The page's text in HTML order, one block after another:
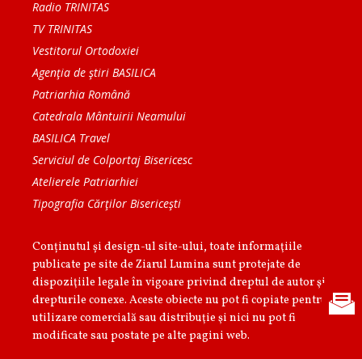
Radio TRINITAS
TV TRINITAS
Vestitorul Ortodoxiei
Agenţia de ştiri BASILICA
Patriarhia Română
Catedrala Mântuirii Neamului
BASILICA Travel
Serviciul de Colportaj Bisericesc
Atelierele Patriarhiei
Tipografia Cărţilor Bisericeşti
Conținutul și design-ul site-ului, toate informaţiile
publicate pe site de Ziarul Lumina sunt protejate de
dispoziţiile legale în vigoare privind dreptul de autor şi
drepturile conexe. Aceste obiecte nu pot fi copiate pentru
utilizare comercială sau distribuţie şi nici nu pot fi
modificate sau postate pe alte pagini web.